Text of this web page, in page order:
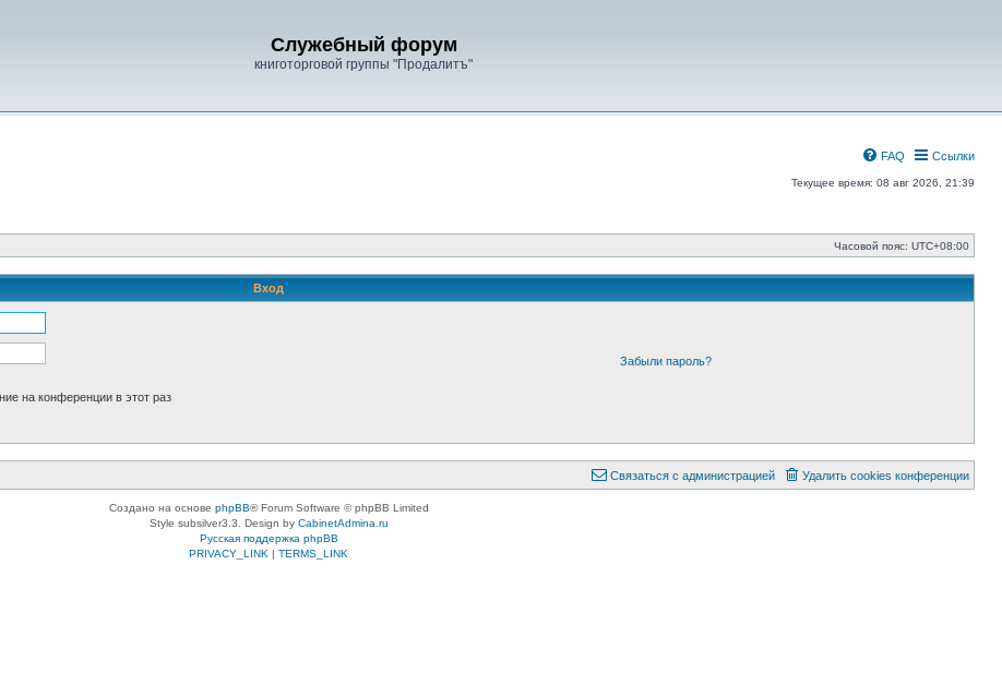
Служебный форум
книготорговой группы "Продалитъ"
Ссылки
FAQ
Текущее время: 08 авг 2026, 21:39
Часовой пояс: UTC+08:00
Вход
Забыли пароль?
на конференции в этот раз
Удалить cookies конференции
Связаться с администрацией
Создано на основе phpBB® Forum Software © phpBB Limited
Style subsilver3.3. Design by CabinetAdmina.ru
Русская поддержка phpBB
PRIVACY_LINK | TERMS_LINK